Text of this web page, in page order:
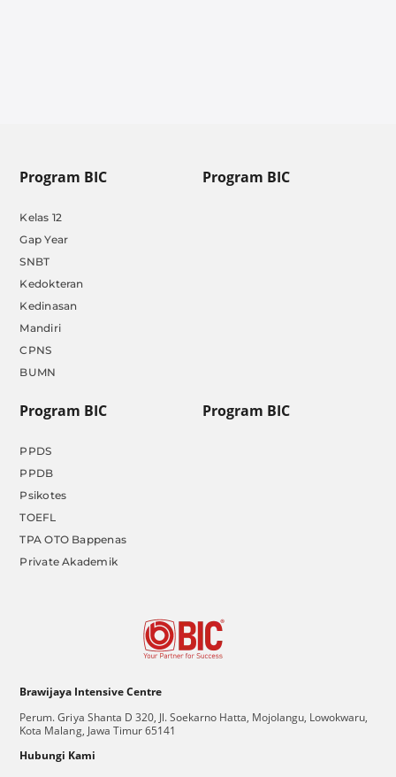
Program BIC
Kelas 12
Gap Year
SNBT
Kedokteran
Kedinasan
Mandiri
CPNS
BUMN
Program BIC
Program BIC
PPDS
PPDB
Psikotes
TOEFL
TPA OTO Bappenas
Private Akademik
Program BIC
Brawijaya Intensive Centre
Perum. Griya Shanta D 320, Jl. Soekarno Hatta, Mojolangu, Lowokwaru,
Kota Malang, Jawa Timur 65141
Hubungi Kami